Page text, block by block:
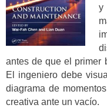
y
antes de que el primer
El ingeniero debe
diagrama de
creativa ante un vacío.